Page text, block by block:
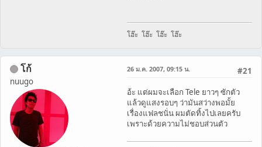
โฮ๊ะ โฮ๊ะ โฮ๊ะ โฮ๊ะ
โก้
nuugo
#21
26 ม.ค. 2007, 09:15 น.
อ้ะ แต่ผมจะเลือก Tele ยาวๆ ซักตัว
แล้วดูแสงรอบๆ ว่ามันสว่างพอมั้ย
เรื่องแฟลชนั่น ผมตัดทิ้งไปเลยครับ
เพราะด้วยความไม่ชอบส่วนตัว